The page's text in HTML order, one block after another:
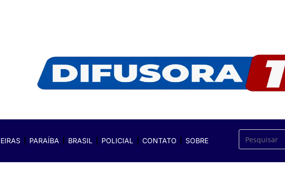
PARAÍBA BRASIL POLICIAL CONTATO SOBRE